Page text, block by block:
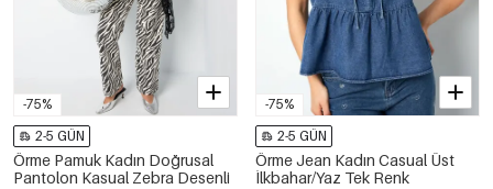
-75%
2-5 GÜN
Örme Pamuk Kadın Doğrusal
Pantolon Kasual Zebra Desenli
-75%
2-5 GÜN
Örme Jean Kadın Casual Üst
İlkbahar/Yaz Tek Renk